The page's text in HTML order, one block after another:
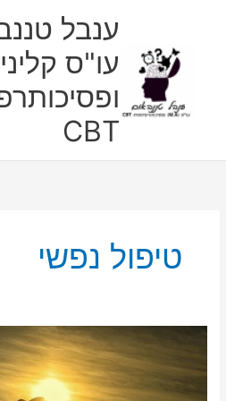
ענבל
עו"ס
CBT
טיפול נפשי
פרידות
רגשי